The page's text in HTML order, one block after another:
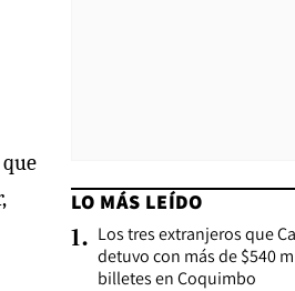
LO MÁS LEÍDO
1. Los tres extranjeros que
detuvo con más de $540
billetes en Coquimbo